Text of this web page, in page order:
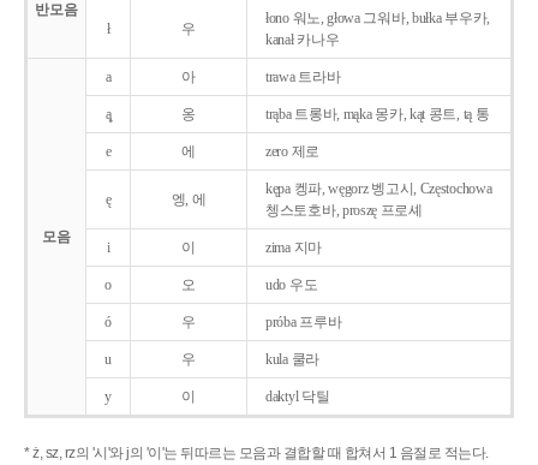
반모음
ł 우
łono 워노, głowa 그워바, bułka 부우카,
kanał 카나우
모음
a 아 trawa 트라바
ą̨ 옹 trąba 트롱바, mąka 몽카, kąt 콩트, tą 통
e 에 zero 제로
ę 엥, 에
kępa 켕파, węgorz 벵고시, Częstochowa
쳉스토호바, proszę 프로셰
i 이 zima 지마
o 오 udo 우도
ó 우 próba 프루바
u 우 kula 쿨라
y 이 daktyl 닥틸
* ż, sz, rz의 '시'와 j의 '이'는 뒤따르는 모음과 결합할 때 합쳐서 1 음절로 적는다.